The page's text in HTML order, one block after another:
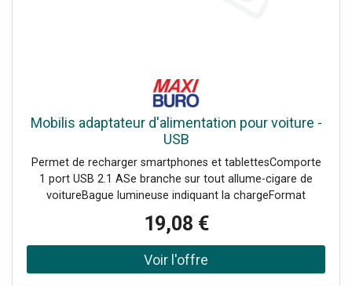
Mobilis adaptateur d'alimentation pour voiture -
USB
Permet de recharger smartphones et tablettesComporte
1 port USB 2.1 ASe branche sur tout allume-cigare de
voitureBague lumineuse indiquant la chargeFormat
professionnels ou bien personnels et ainsi améliorer votre
confort, MOBILIS a conçu pour vous le chargeur voiture
universel.<br/>Ce chargeur vous permet de recharger la
batterie de votre smartphone ou de votre tablette lorsque
19,08 €